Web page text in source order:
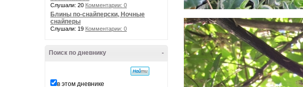
Слушали: 20 Комментарии: 0
Блины по-снайперски, Ночные
снайперы
Слушали: 19 Комментарии: 0
-
Поиск по дневнику
в этом дневнике